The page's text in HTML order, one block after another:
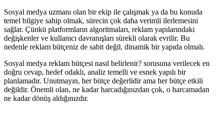
Sosyal medya uzmanı olan bir ekip ile çalışmak ya da bu konuda
temel bilgiye sahip olmak, sürecin çok daha verimli ilerlemesini
sağlar. Çünkü platformların algoritmaları, reklam yapılarındaki
değişkenler ve kullanıcı davranışları sürekli olarak evrilir. Bu
nedenle reklam bütçeniz de sabit değil, dinamik bir yapıda olmalı.
Sosyal medya reklam bütçesi nasıl belirlenir? sorusuna verilecek en
doğru cevap, hedef odaklı, analiz temelli ve esnek yapılı bir
planlamadır. Unutmayın, her bütçe değerlidir ama her bütçe etkili
değildir. Önemli olan, ne kadar harcadığınızdan çok, o harcamadan
ne kadar dönüş aldığınızdır.